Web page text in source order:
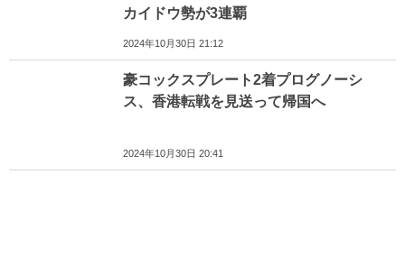
カイドウ勢が3連覇
2024年10月30日 21:12
豪コックスプレート2着プログノーシ
ス、香港転戦を見送って帰国へ
2024年10月30日 20:41